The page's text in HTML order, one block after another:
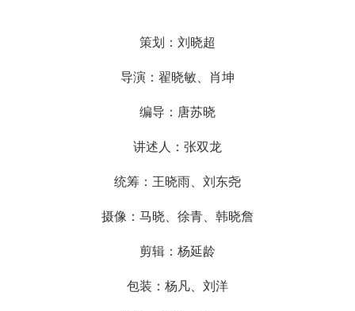
策划：刘晓超
导演：翟晓敏、肖坤
编导：唐苏晓
讲述人：张双龙
统筹：王晓雨、刘东尧
摄像：马晓、徐青、韩晓詹
剪辑：杨延龄
包装：杨凡、刘洋